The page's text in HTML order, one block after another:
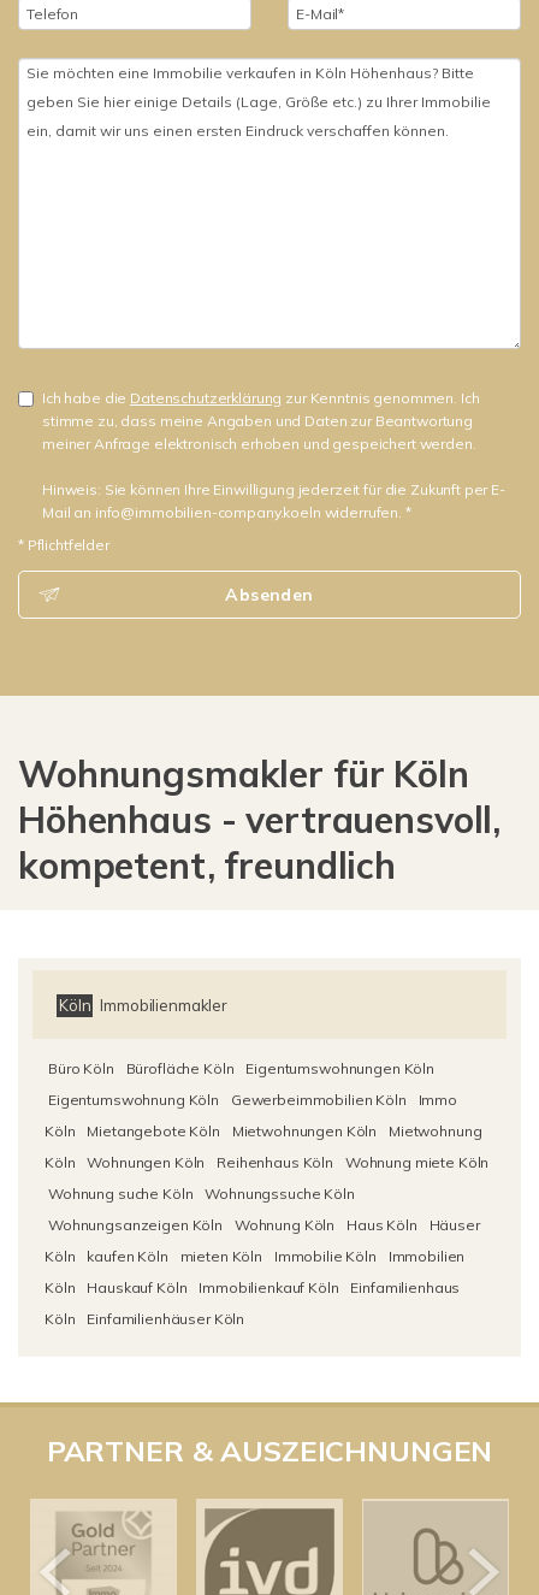
Ich habe die Datenschutzerklärung zur Kenntnis genommen. Ich
stimme zu, dass meine Angaben und Daten zur Beantwortung
meiner Anfrage elektronisch erhoben und gespeichert werden.
Hinweis: Sie können Ihre Einwilligung jederzeit für die Zukunft per E-
Mail an info@immobilien-company.koeln widerrufen. *
* Pflichtfelder
Absenden
Wohnungsmakler für Köln
Höhenhaus - vertrauensvoll,
kompetent, freundlich
Köln Immobilienmakler
Büro Köln Bürofläche Köln
Eigentumswohnungen Köln
Eigentumswohnung Köln
Gewerbeimmobilien Köln
Immo
Köln
Mietangebote Köln Mietwohnungen Köln
Mietwohnung
Köln
Wohnungen Köln Reihenhaus Köln
Wohnung miete Köln
Wohnung suche Köln
Wohnungssuche Köln
Wohnungsanzeigen Köln
Wohnung Köln Haus Köln
Häuser
Köln
kaufen Köln mieten Köln Immobilie Köln
Immobilien
Köln
Hauskauf Köln Immobilienkauf Köln
Einfamilienhaus
Köln
Einfamilienhäuser Köln
PARTNER & AUSZEICHNUNGEN